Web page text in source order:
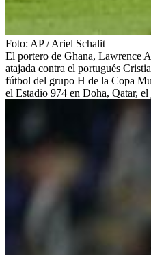
Foto: AP /Ariel Schalit
El portero de Ghana, Lawrence
atajada contra el portugués
fútbol del grupo H de la Copa
el Estadio 974 en Doha, Qatar,